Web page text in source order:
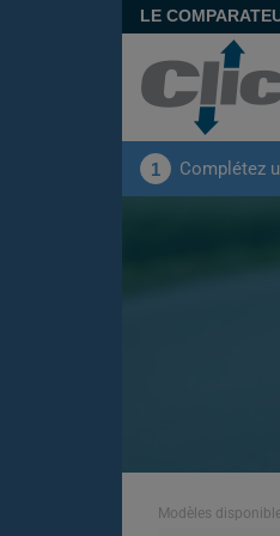
LE
1 Complétez
Modèles